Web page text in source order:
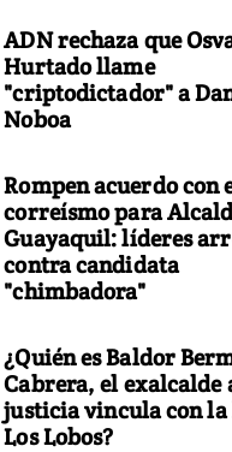
ADN rechaza que
Hurtado llame
"criptodictador" a
Noboa
Rompen acuerdo con
correísmo para
Guayaquil: líderes
contra candidata
"chimbadora"
¿Quién es Baldor
Cabrera, el exalcalde
justicia vincula con la
Los Lobos?